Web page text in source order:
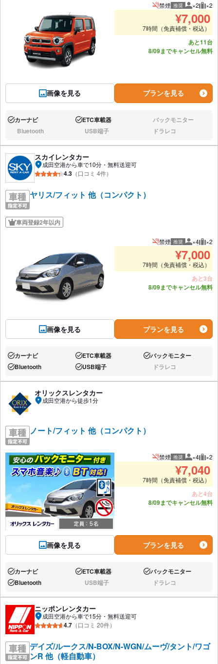
画像を見る
禁煙 推奨 推奨人数
×2 推
×2
¥7,000
7時間（免責補償・税込）
あと11台
8/09までキャンセル無料
プランを見る
あり:カーナビ あり:ETC車載器 なし:バックモニター
なし:Bluetooth なし:USB端子 なし:ドラレコ
スカイレンタカー
成田空港から車で10分・無料送迎可
4.3 （口コミ 4件）
ヤリス/フィット 他（コンパクト）
車両登録2年以内
画像を見る
禁煙 推奨 推奨人数
×4 推
×2
¥7,000
7時間（免責補償・税込）
あと3台
8/09までキャンセル無料
プランを見る
あり:カーナビ あり:ETC車載器 あり:バックモニター
あり:Bluetooth あり:USB端子 なし:ドラレコ
オリックスレンタカー
成田空港から徒歩1分
ノート/フィット 他（コンパクト）
画像を見る
禁煙 推奨 推奨人数
×4 推
×2
¥7,040
7時間（免責補償・税込）
あと4台
8/09までキャンセル無料
プランを見る
あり:カーナビ あり:ETC車載器 あり:バックモニター
あり:Bluetooth なし:USB端子 なし:ドラレコ
ニッポンレンタカー
成田空港から車で15分・無料送迎可
4.7 （口コミ 20件）
デイズ/ルークス/N-BOX/N-WGN/ムーヴ/タント/ワゴ
ンR 他（軽自動車）